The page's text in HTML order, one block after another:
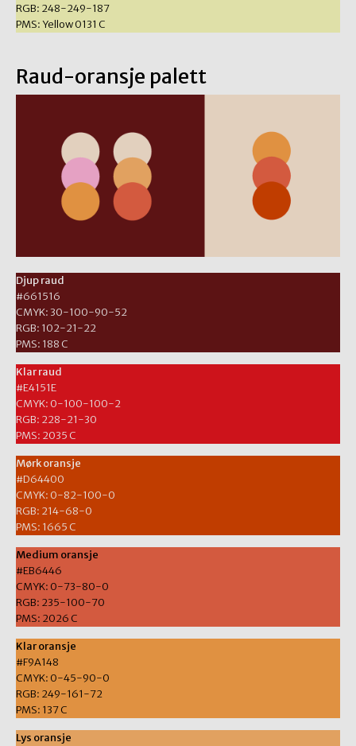
RGB: 248-249-187
PMS: Yellow 0131 C
Raud-oransje palett
Djup raud
#661516
CMYK: 30-100-90-52
RGB: 102-21-22
PMS: 188 C
Klar raud
#E4151E
CMYK: 0-100-100-2
RGB: 228-21-30
PMS: 2035 C
Mørk oransje
#D64400
CMYK: 0-82-100-0
RGB: 214-68-0
PMS: 1665 C
Medium oransje
#EB6446
CMYK: 0-73-80-0
RGB: 235-100-70
PMS: 2026 C
Klar oransje
#F9A148
CMYK: 0-45-90-0
RGB: 249-161-72
PMS: 137 C
Lys oransje